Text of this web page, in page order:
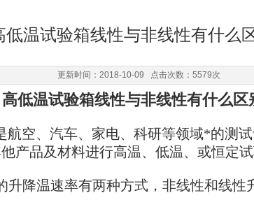
低温试验箱线性与非线性有什么
更新时间：2018-10-09 点击次数：5579次
高低温试验箱线性与非线性有什么区
空、汽车、家电、科研等领域*的测
产品及材料进行高温、低温、或恒定
降温速率有两种方式，非线性和线性